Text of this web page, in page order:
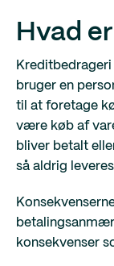
Hvad
bruger en
til at foretage
være køb af
bliver betalt
så aldrig
konsekvenser